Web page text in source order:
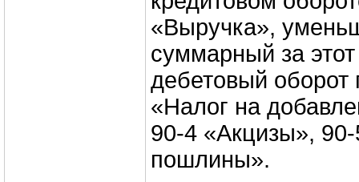
«Выручка»,
суммарный за
дебетовый оборот
«Налог на
90-4 «Акцизы»,
пошлины».